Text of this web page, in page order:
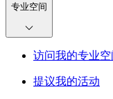
专业空间
访问我的专业空
提议我的活动